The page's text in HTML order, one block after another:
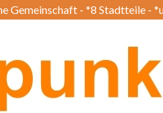
Gemeinschaft - *8 Stadtteile -